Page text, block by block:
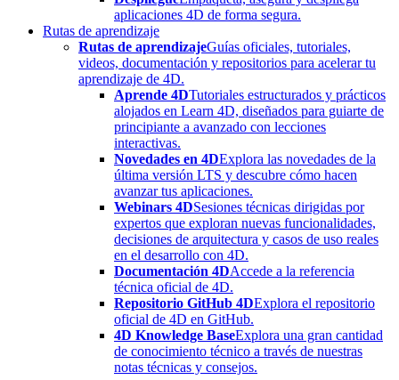
aplicaciones 4D de forma segura.
Rutas de aprendizaje
Rutas de aprendizajeGuías oficiales, tutoriales,
videos, documentación y repositorios para acelerar tu
aprendizaje de 4D.
Aprende 4DTutoriales estructurados y prácticos
alojados en Learn 4D, diseñados para guiarte de
principiante a avanzado con lecciones
interactivas.
Novedades en 4DExplora las novedades de la
última versión LTS y descubre cómo hacen
avanzar tus aplicaciones.
Webinars 4DSesiones técnicas dirigidas por
expertos que exploran nuevas funcionalidades,
decisiones de arquitectura y casos de uso reales
en el desarrollo con 4D.
Documentación 4DAccede a la referencia
técnica oficial de 4D.
Repositorio GitHub 4DExplora el repositorio
oficial de 4D en GitHub.
4D Knowledge BaseExplora una gran cantidad
de conocimiento técnico a través de nuestras
notas técnicas y consejos.